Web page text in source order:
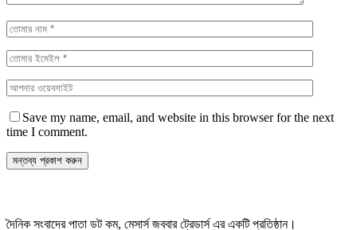
Save my name, email, and website in this browser for the next
time I comment.
দৈনিক সংবাদের পাতা ডট কম, মেসার্স জববার ট্রেডার্স এর একটি প্রতিষ্ঠান।